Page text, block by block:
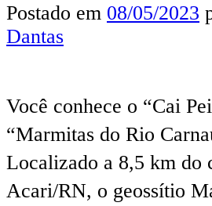
Postado em 08/05/2023
Dantas
Você conhece o “Cai
“Marmitas do Rio
Localizado a 8,5 km do
Acari/RN, o geossítio